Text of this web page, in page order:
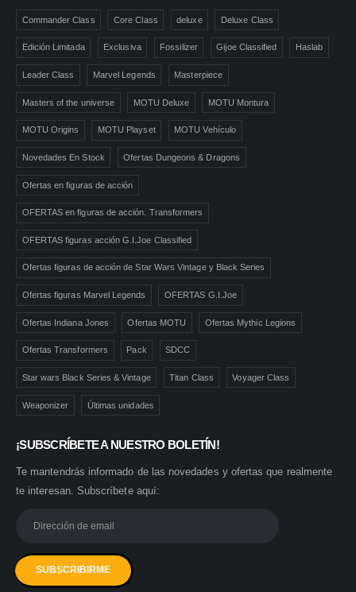
Commander Class Core Class deluxe Deluxe Class
Edición Limitada Exclusiva Fossilizer Gijoe Classified Haslab
Leader Class Marvel Legends Masterpiece
Masters of the universe MOTU Deluxe MOTU Montura
MOTU Origins MOTU Playset MOTU Vehículo
Novedades En Stock Ofertas Dungeons & Dragons
Ofertas en figuras de acción
OFERTAS en figuras de acción. Transformers
OFERTAS figuras acción G.I.Joe Classified
Ofertas figuras de acción de Star Wars Vintage y Black Series
Ofertas figuras Marvel Legends OFERTAS G.I.Joe
Ofertas Indiana Jones Ofertas MOTU Ofertas Mythic Legions
Ofertas Transformers Pack SDCC
Star wars Black Series & Vintage Titan Class Voyager Class
Weaponizer Últimas unidades
¡SUBSCRÍBETE A NUESTRO BOLETÍN!
Te mantendrás informado de las novedades y ofertas que realmente
te interesan. Subscríbete aquí: